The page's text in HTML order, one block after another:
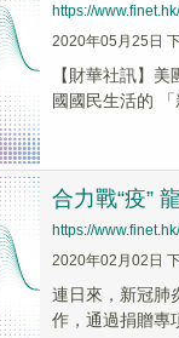
https://
2020年05月25日
【財華社訊】
國國民生活的 「
合力戰“疫”
https://
2020年02月02日
連日來，新冠肺
作，通過捐贈專